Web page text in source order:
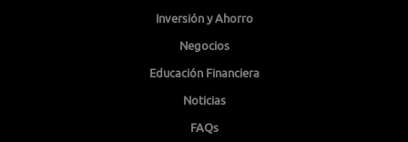
Inversión y Ahorro
Negocios
Educación Financiera
Noticias
FAQs